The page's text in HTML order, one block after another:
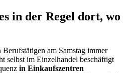
in der Regel dort, wo
am Samstag immer
selbst im Einzelhandel beschäftigt
in Einkaufszentren